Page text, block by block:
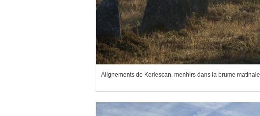
Alignements de Kerlescan, menhirs dans la brume matinale